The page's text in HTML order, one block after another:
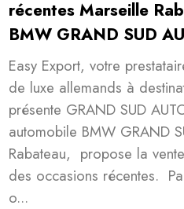
récentes Marseille
BMW GRAND SUD
Easy Export, votre
de luxe allemands à
présente GRAND SUD
automobile BMW GRAND
Rabateau, propose la
des occasions récentes.
o...